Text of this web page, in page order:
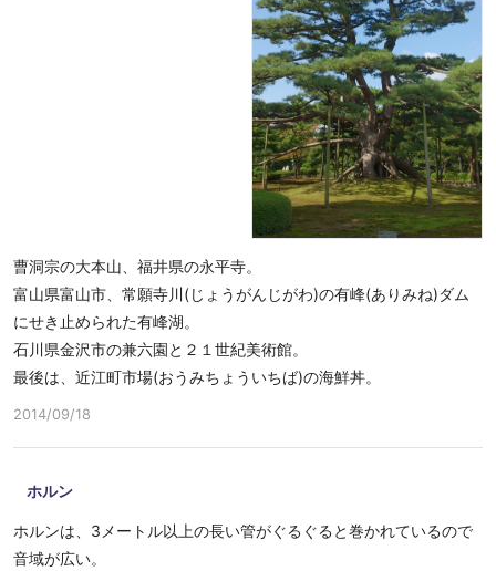
曹洞宗の大本山、福井県の永平寺。
富山県富山市、常願寺川(じょうがんじがわ)の有峰(ありみね)ダム
にせき止められた有峰湖。
石川県金沢市の兼六園と２１世紀美術館。
最後は、近江町市場(おうみちょういちば)の海鮮丼。
2014/09/18
ホルン
ホルンは、3メートル以上の長い管がぐるぐると巻かれているので
音域が広い。